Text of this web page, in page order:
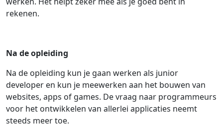
rekenen.
Na de opleiding
Na de opleiding kun je gaan werken als junior
developer en kun je meewerken aan het bouwen van
websites, apps of games. De vraag naar programmeurs
voor het ontwikkelen van allerlei applicaties neemt
steeds meer toe.